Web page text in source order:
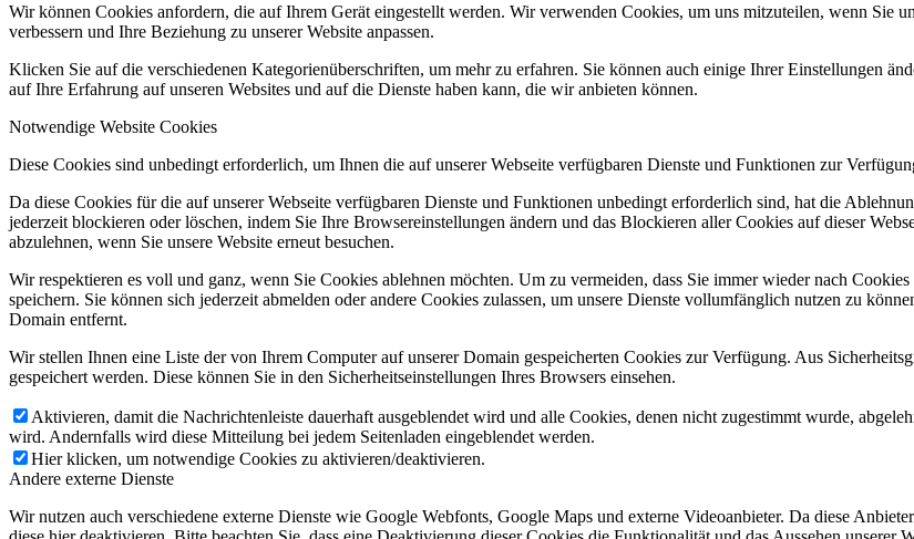
Wir können Cookies anfordern, die auf Ihrem Gerät eingestellt werden. Wir verwenden Cookies, um uns mitzuteilen, wenn Sie
verbessern und Ihre Beziehung zu unserer Website anpassen.
Klicken Sie auf die verschiedenen Kategorienüberschriften, um mehr zu erfahren. Sie können auch einige Ihrer Einstellungen
auf Ihre Erfahrung auf unseren Websites und auf die Dienste haben kann, die wir anbieten können.
Notwendige Website Cookies
Diese Cookies sind unbedingt erforderlich, um Ihnen die auf unserer Webseite verfügbaren Dienste und Funktionen zur
Da diese Cookies für die auf unserer Webseite verfügbaren Dienste und Funktionen unbedingt erforderlich sind, hat die
jederzeit blockieren oder löschen, indem Sie Ihre Browsereinstellungen ändern und das Blockieren aller Cookies auf dieser
abzulehnen, wenn Sie unsere Website erneut besuchen.
Wir respektieren es voll und ganz, wenn Sie Cookies ablehnen möchten. Um zu vermeiden, dass Sie immer wieder nach
speichern. Sie können sich jederzeit abmelden oder andere Cookies zulassen, um unsere Dienste vollumfänglich nutzen zu
Domain entfernt.
Wir stellen Ihnen eine Liste der von Ihrem Computer auf unserer Domain gespeicherten Cookies zur Verfügung. Aus
gespeichert werden. Diese können Sie in den Sicherheitseinstellungen Ihres Browsers einsehen.
Aktivieren, damit die Nachrichtenleiste dauerhaft ausgeblendet wird und alle Cookies, denen nicht zugestimmt wurde,
wird. Andernfalls wird diese Mitteilung bei jedem Seitenladen eingeblendet werden.
Hier klicken, um notwendige Cookies zu aktivieren/deaktivieren.
Andere externe Dienste
Wir nutzen auch verschiedene externe Dienste wie Google Webfonts, Google Maps und externe Videoanbieter. Da diese